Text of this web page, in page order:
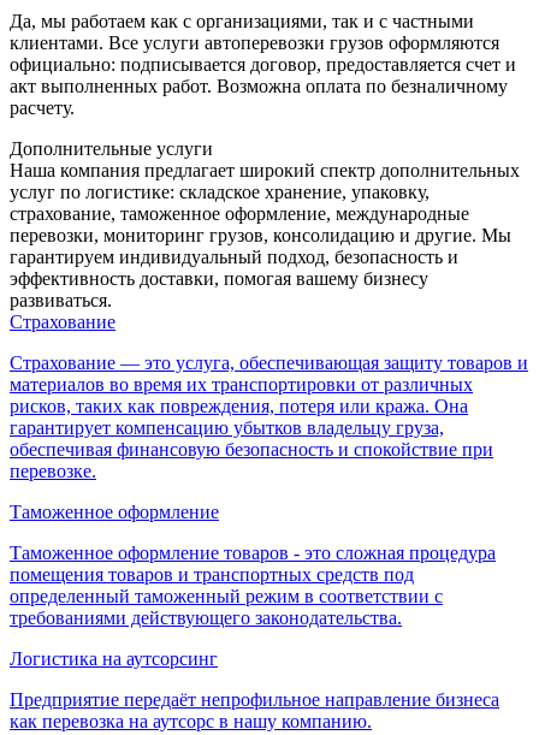
Да, мы работаем как с организациями, так и с частными
клиентами. Все услуги автоперевозки грузов оформляются
официально: подписывается договор, предоставляется счет и
акт выполненных работ. Возможна оплата по безналичному
расчету.
Дополнительные услуги
Наша компания предлагает широкий спектр дополнительных
услуг по логистике: складское хранение, упаковку,
страхование, таможенное оформление, международные
перевозки, мониторинг грузов, консолидацию и другие. Мы
гарантируем индивидуальный подход, безопасность и
эффективность доставки, помогая вашему бизнесу
развиваться.
Страхование
Страхование — это услуга, обеспечивающая защиту товаров и
материалов во время их транспортировки от различных
рисков, таких как повреждения, потеря или кража. Она
гарантирует компенсацию убытков владельцу груза,
обеспечивая финансовую безопасность и спокойствие при
перевозке.
Таможенное оформление
Таможенное оформление товаров - это сложная процедура
помещения товаров и транспортных средств под
определенный таможенный режим в соответствии с
требованиями действующего законодательства.
Логистика на аутсорсинг
Предприятие передаёт непрофильное направление бизнеса
как перевозка на аутсорс в нашу компанию.